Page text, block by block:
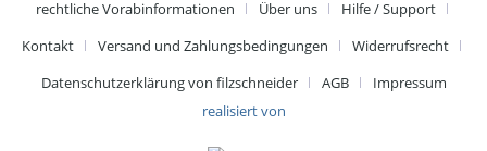
rechtliche Vorabinformationen
Über uns
Hilfe / Support
Kontakt
Versand und Zahlungsbedingungen
Widerrufsrecht
Datenschutzerklärung von filzschneider
AGB
Impressum
realisiert von